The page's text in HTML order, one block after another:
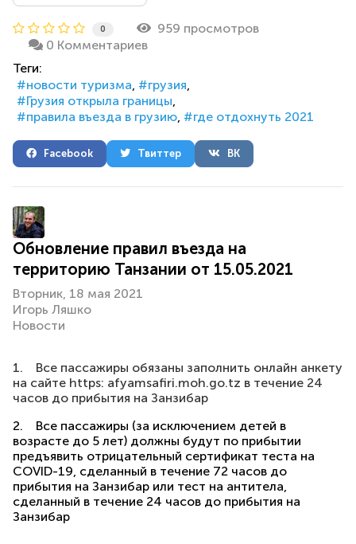
0
959 просмотров
0 Комментариев
Теги:
новости туризма
грузия
Грузия открыла границы
правила въезда в грузию
где отдохнуть 2021
Facebook Твиттер ВК
Обновление правил въезда на
территорию Танзании от 15.05.2021
Вторник, 18 мая 2021
Игорь Ляшко
Новости
1. Все пассажиры обязаны заполнить онлайн анкету
на сайте https: afyamsafiri.moh.go.tz в течение 24
часов до прибытия на Занзибар
2. Все пассажиры (за исключением детей в
возрасте до 5 лет) должны будут по прибытии
предъявить отрицательный сертификат теста на
COVID-19, сделанный в течение 72 часов до
прибытия на Занзибар или тест на антитела,
сделанный в течение 24 часов до прибытия на
Занзибар